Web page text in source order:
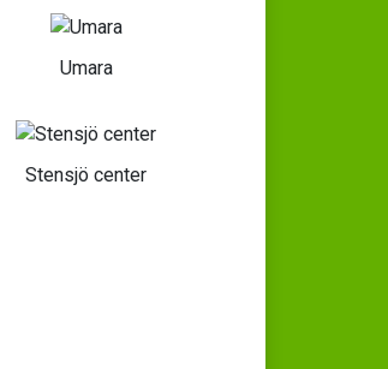
Umara
Stensjö center